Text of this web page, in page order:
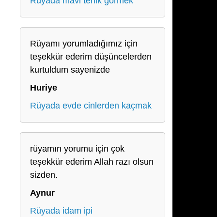
Rüyamı yorumladığımız için
teşekkür ederim düşüncelerden
kurtuldum sayenizde
Huriye
Rüyada evde cinlerden kaçmak
rüyamın yorumu için çok
teşekkür ederim Allah razı olsun
sizden.
Aynur
Rüyada idam ipi